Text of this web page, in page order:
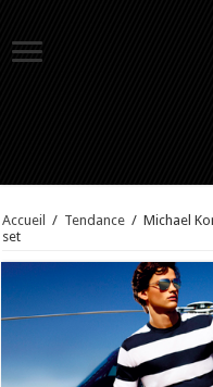
Accueil / Tendance / Michael
set